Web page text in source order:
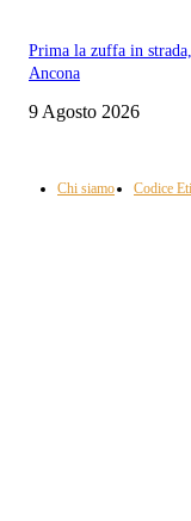
Prima la zuffa in
Ancona
9 Agosto 2026
Chi siamo Codice